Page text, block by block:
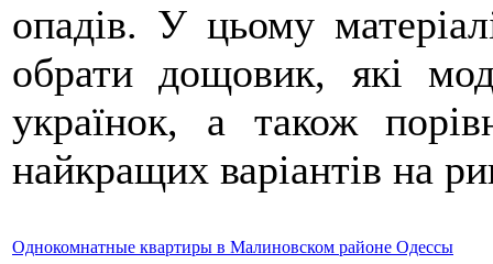
опадів. У цьому
обрати дощовик, які
українок, а також
найкращих варіантів на
Однокомнатные квартиры в Малиновском районе Одессы